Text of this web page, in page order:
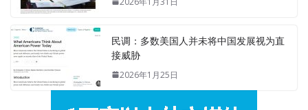
民调：多数美国人并未将中国发展视为直
接威胁
2026年1月25日